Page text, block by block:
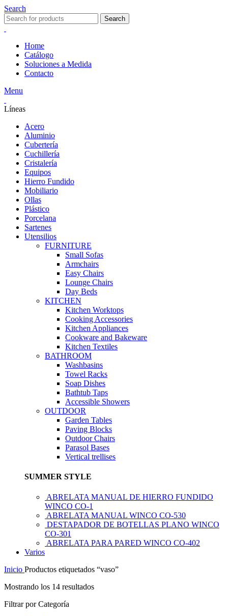
Search
Search
Home
Catálogo
Soluciones a Medida
Contacto
Menu
Líneas
Acero
Aluminio
Cubertería
Cuchillería
Cristalería
Equipos
Hierro Fundido
Mobiliario
Ollas
Plástico
Porcelana
Sartenes
Utensilios
FURNITURE
Small Sofas
Armchairs
Easy Chairs
Lounge Chairs
Day Beds
KITCHEN
Kitchen Worktops
Cooking Accessories
Kitchen Appliances
Cookware and Bakeware
Kitchen Textiles
BATHROOM
Washbasins
Towel Racks
Soap Dishes
Bathtub Taps
Accessible Showers
OUTDOOR
Garden Tables
Paving Blocks
Outdoor Chairs
Parasol Bases
Vertical trellises
SUMMER STYLE
ABRELATA MANUAL DE HIERRO FUNDIDO
WINCO CO-1
ABRELATA MANUAL WINCO CO-530
DESTAPADOR DE BOTELLAS PLANO WINCO
CO-301
ABRELATA PARA PARED WINCO CO-402
Varios
Inicio Productos etiquetados “vaso”
Mostrando los 14 resultados
Filtrar por Categoría